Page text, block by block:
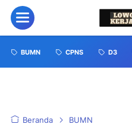
BUMN CPNS D3
Beranda BUMN